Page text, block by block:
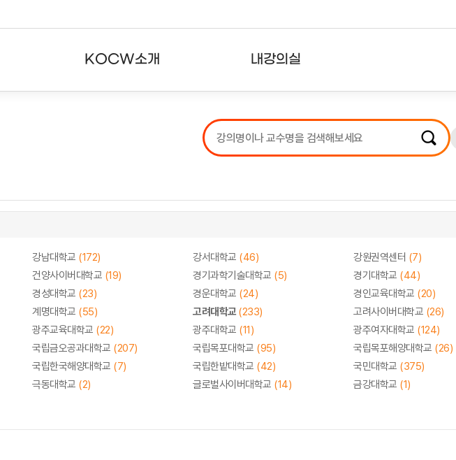
KOCW소개 내강의실
강의리스트
수강확인증강의
강남대학교 (172) 강서대학교 (46) 강원권역센터 (7)
건양사이버대학교 (19) 경기과학기술대학교 (5) 경기대학교 (44)
경성대학교 (23) 경운대학교 (24) 경인교육대학교 (20)
계명대학교 (55) 고려대학교(233) 고려사이버대학교 (26)
광주교육대학교 (22) 광주대학교 (11) 광주여자대학교 (124)
국립금오공과대학교 (207) 국립목포대학교 (95) 국립목포해양대학교 (26)
국립한국해양대학교 (7) 국립한밭대학교 (42) 국민대학교 (375)
극동대학교 (2) 글로벌사이버대학교 (14) 금강대학교 (1)